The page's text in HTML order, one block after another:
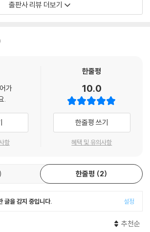
은 소비자에게 이 책이 작은 보탬이자 마음 든든한
흡하지만 이 자그마한 밭에 뿌려진 여러 전문가
중에서
출해낸 그만의 고기 메뉴 개발 노하우가 이 한 권
분, 맛있는 돼지고기 요리를 만들고 싶은 분, 돼지
기의 현명한 소비를 위한 가장 기초적인 지침서
과정 사진 350여 컷 수록!
, 상품화 요령까지 완벽 해부
손이 가는 이유는 누구나 이해하기 쉽고 친절한
난다. 돼지고기의 부위별 특징에 대한 설명을 흥미
발골, 분할 정형, 상품화 요령을 350여 컷에 달
최대한 자세히 소개해 초심자도 손쉽게 따라 하며
익힐 수 있다. 농림축산식품부의 고시에 따르면,
비자가 시장에서 접하는 돼지고기의 부위육은 기
출판사 리뷰 더보기
가
.
항
한줄평
10.0
한줄평 쓰기
혜택 및 유의사항
한줄평 2
글을 감지 중입니다. 설정
추천순